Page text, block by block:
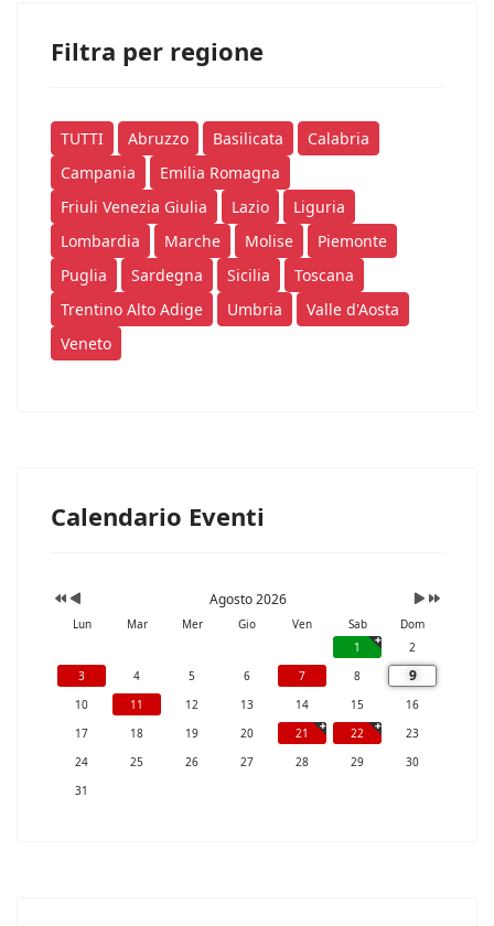
Filtra per regione
TUTTI Abruzzo Basilicata
Calabria
Campania
Emilia Romagna
Friuli Venezia Giulia
Lazio
Liguria
Lombardia
Marche Molise
Piemonte
Puglia
Sardegna Sicilia
Toscana
Trentino Alto Adige
Umbria
Valle d'Aosta
Veneto
Calendario Eventi
Agosto 2026
Lun Mar Mer Gio Ven Sab
Dom
1
2
3
4 5 6 7 8 9
10 11 12 13 14 15
16
17
18 19 20 21 22
23
24
25 26 27 28 29
30
31